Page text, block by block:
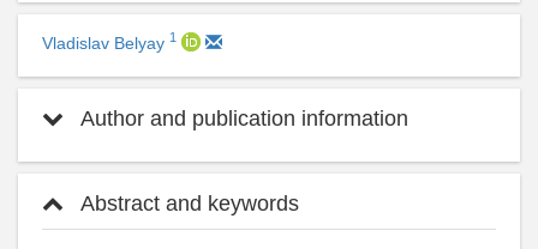
Vladislav Belyay 1
Author and publication information
Abstract and keywords